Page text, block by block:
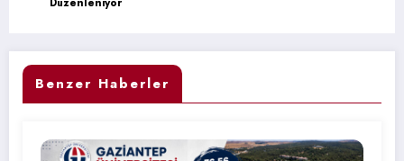
Benzer Haberler